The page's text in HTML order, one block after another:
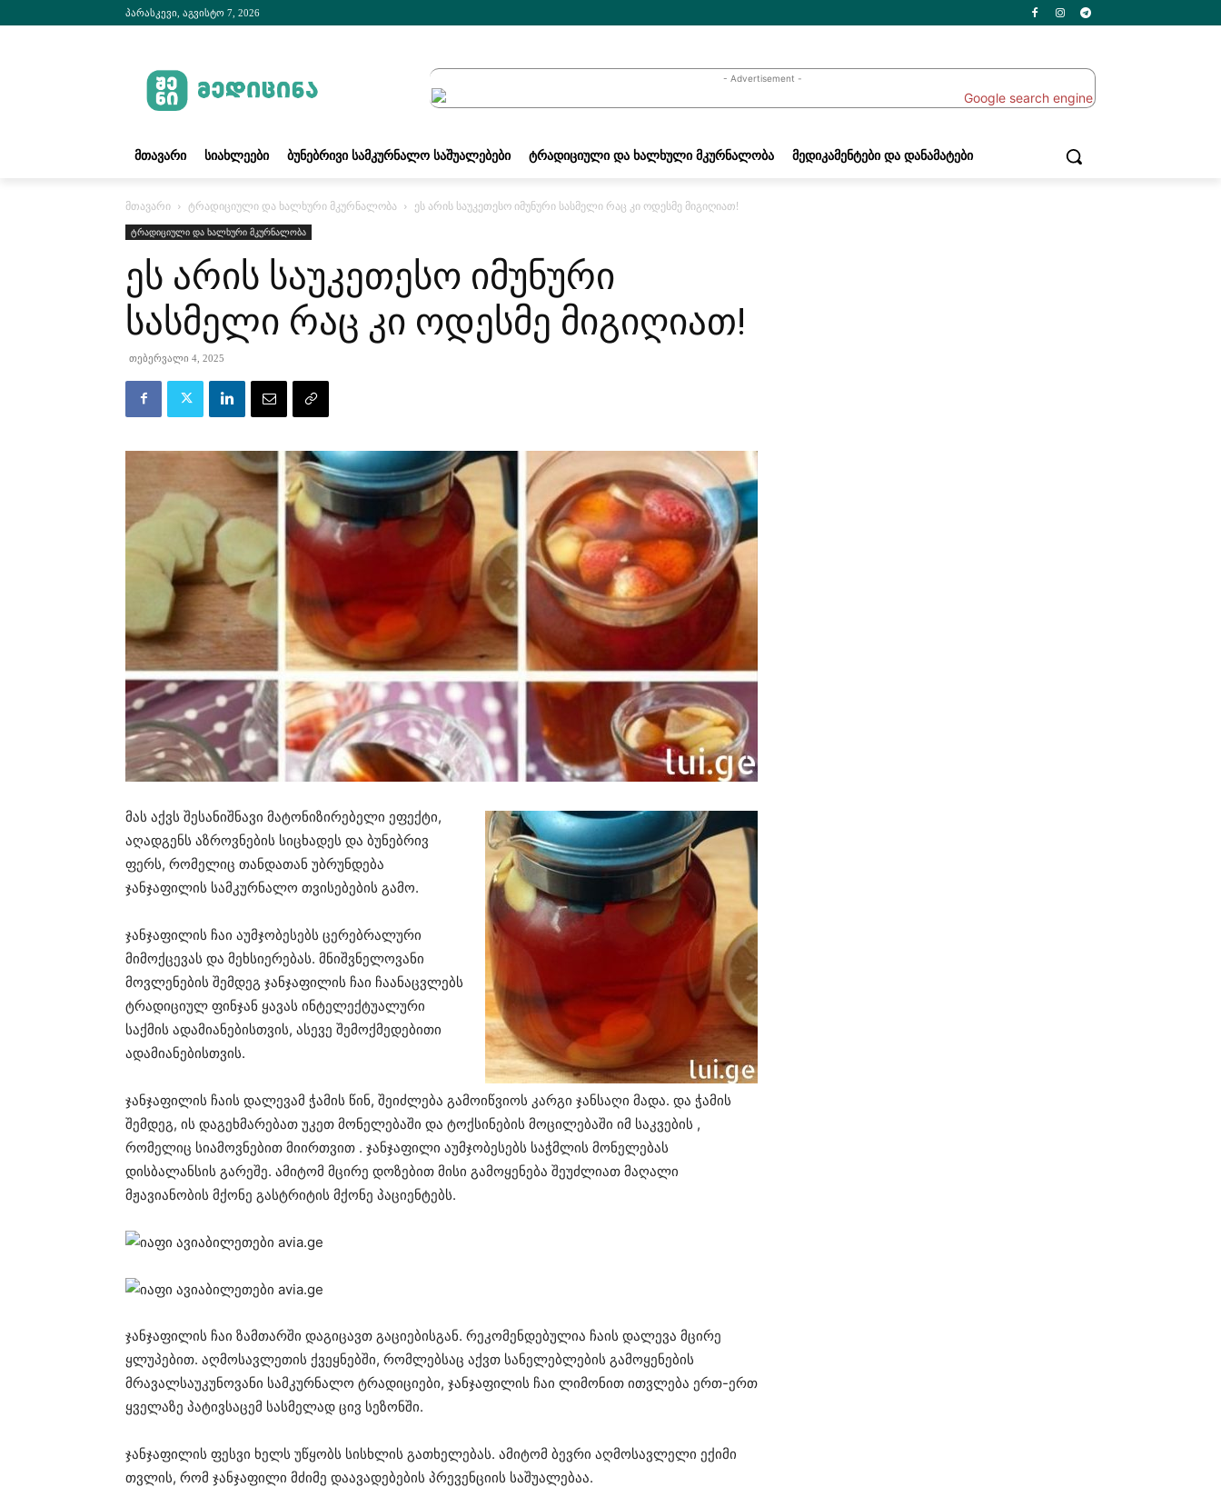
პარასკევი, აგვისტო 7, 2026
- Advertisement -
ᲛᲗᲐᲕᲐᲠᲘ ᲡᲘᲐᲮᲚᲔᲔᲑᲘ ᲑᲣᲜᲔᲑᲠᲘᲕᲘ ᲡᲐᲛᲙᲣᲠᲜᲐᲚᲝ ᲡᲐᲨᲣᲐᲚᲔᲑᲔᲑᲘ ᲢᲠᲐᲓᲘᲪᲘᲣᲚᲘ ᲓᲐ ᲮᲐᲚᲮᲣᲚᲘ ᲛᲙᲣᲠᲜᲐᲚᲝᲑᲐ ᲛᲔᲓᲘᲙᲐᲛᲔᲜᲢᲔᲑᲘ ᲓᲐ ᲓᲐᲜᲐᲛᲐᲢᲔᲑᲘ
მთავარი ტრადიციული და ხალხური მკურნალობა ეს არის საუკეთესო იმუნური სასმელი რაც კი ოდესმე მიგიღიათ!
ტრადიციული და ხალხური მკურნალობა
ეს არის საუკეთესო იმუნური
სასმელი რაც კი ოდესმე მიგიღიათ!
თებერვალი 4, 2025
მას აქვს შესანიშნავი მატონიზირებელი ეფექტი,
აღადგენს აზროვნების სიცხადეს და ბუნებრივ
ფერს, რომელიც თანდათან უბრუნდება
ჯანჯაფილის სამკურნალო თვისებების გამო.
ჯანჯაფილის ჩაი აუმჯობესებს ცერებრალური
მიმოქცევას და მეხსიერებას. მნიშვნელოვანი
მოვლენების შემდეგ ჯანჯაფილის ჩაი ჩაანაცვლებს
ტრადიციულ ფინჯან ყავას ინტელექტუალური
საქმის ადამიანებისთვის, ასევე შემოქმედებითი
ადამიანებისთვის.
ჯანჯაფილის ჩაის დალევამ ჭამის წინ, შეიძლება გამოიწვიოს კარგი ჯანსაღი მადა. და ჭამის
შემდეგ, ის დაგეხმარებათ უკეთ მონელებაში და ტოქსინების მოცილებაში იმ საკვების ,
რომელიც სიამოვნებით მიირთვით . ჯანჯაფილი აუმჯობესებს საჭმლის მონელებას
დისბალანსის გარეშე. ამიტომ მცირე დოზებით მისი გამოყენება შეუძლიათ მაღალი
მჟავიანობის მქონე გასტრიტის მქონე პაციენტებს.
ჯანჯაფილის ჩაი ზამთარში დაგიცავთ გაციებისგან. რეკომენდებულია ჩაის დალევა მცირე
ყლუპებით. აღმოსავლეთის ქვეყნებში, რომლებსაც აქვთ სანელებლების გამოყენების
მრავალსაუკუნოვანი სამკურნალო ტრადიციები, ჯანჯაფილის ჩაი ლიმონით ითვლება ერთ-ერთ
ყველაზე პატივსაცემ სასმელად ცივ სეზონში.
ჯანჯაფილის ფესვი ხელს უწყობს სისხლის გათხელებას. ამიტომ ბევრი აღმოსავლელი ექიმი
თვლის, რომ ჯანჯაფილი მძიმე დაავადებების პრევენციის საშუალებაა.